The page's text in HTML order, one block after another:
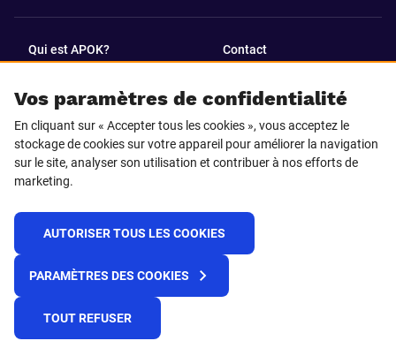
Vos paramètres de confidentialité
En cliquant sur « Accepter tous les cookies », vous acceptez le
stockage de cookies sur votre appareil pour améliorer la navigation
sur le site, analyser son utilisation et contribuer à nos efforts de
marketing.
AUTORISER TOUS LES COOKIES
PARAMÈTRES DES COOKIES
TOUT REFUSER
Qui est APOK? Contact
SUIVEZ-NOUS SUR
Facebook LinkedIn
© 2025 APOK